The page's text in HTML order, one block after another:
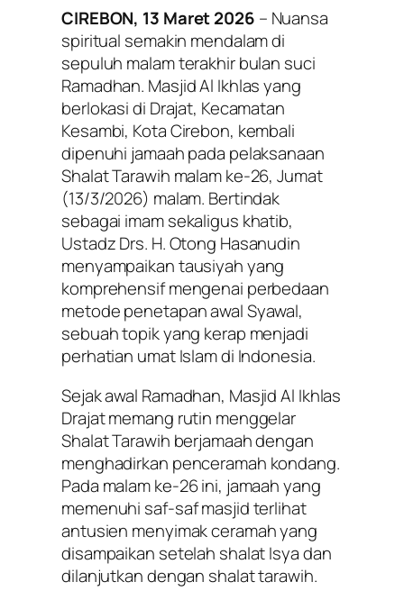
CIREBON, 13 Maret 2026 – Nuansa
spiritual semakin mendalam di
sepuluh malam terakhir bulan suci
Ramadhan. Masjid Al Ikhlas yang
berlokasi di Drajat, Kecamatan
Kesambi, Kota Cirebon, kembali
dipenuhi jamaah pada pelaksanaan
Shalat Tarawih malam ke-26, Jumat
(13/3/2026) malam. Bertindak
sebagai imam sekaligus khatib,
Ustadz Drs. H. Otong Hasanudin
menyampaikan tausiyah yang
komprehensif mengenai perbedaan
metode penetapan awal Syawal,
sebuah topik yang kerap menjadi
perhatian umat Islam di Indonesia.
Sejak awal Ramadhan, Masjid Al Ikhlas
Drajat memang rutin menggelar
Shalat Tarawih berjamaah dengan
menghadirkan penceramah kondang.
Pada malam ke-26 ini, jamaah yang
memenuhi saf-saf masjid terlihat
antusien menyimak ceramah yang
disampaikan setelah shalat Isya dan
dilanjutkan dengan shalat tarawih.